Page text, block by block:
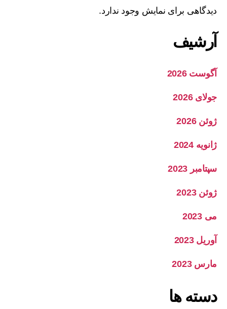
دیدگاهی برای نمایش وجود ندارد.
آرشیف
آگوست 2026
جولای 2026
ژوئن 2026
ژانویه 2024
سپتامبر 2023
ژوئن 2023
می 2023
آوریل 2023
مارس 2023
دسته‌ ها